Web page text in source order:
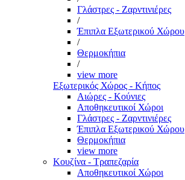
Γλάστρες - Ζαρντινιέρες
/
Έπιπλα Εξωτερικού Χώρου
/
Θερμοκήπια
/
view more
Εξωτερικός Χώρος - Κήπος
Αιώρες - Κούνιες
Αποθηκευτικοί Χώροι
Γλάστρες - Ζαρντινιέρες
Έπιπλα Εξωτερικού Χώρου
Θερμοκήπια
view more
Κουζίνα - Τραπεζαρία
Αποθηκευτικοί Χώροι